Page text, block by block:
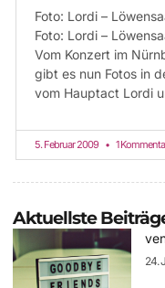
Foto: Lordi –
Foto: Lordi –
Vom Konzert im
gibt es nun Fotos in
vom Hauptact Lordi
5. Februar 2009 1
Aktuellste
24.